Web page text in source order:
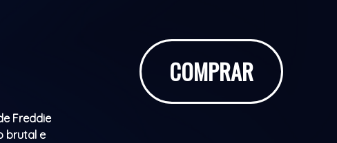
Freddie
brutal e
COMPRAR